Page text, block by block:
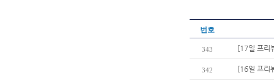
번호
343 [17일 프리
342 [16일 프리